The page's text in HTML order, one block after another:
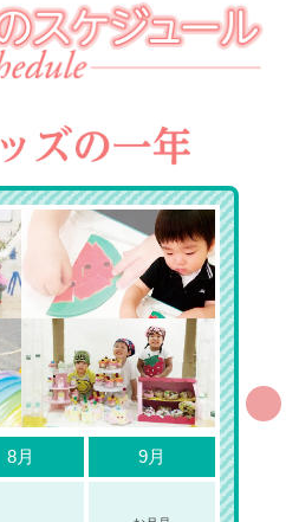
8月 9月